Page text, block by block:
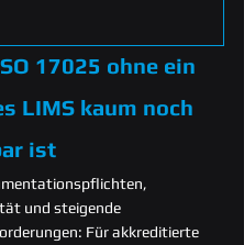
17025 ohne ein
LIMS kaum noch
ist
und steigende
Für akkreditierte